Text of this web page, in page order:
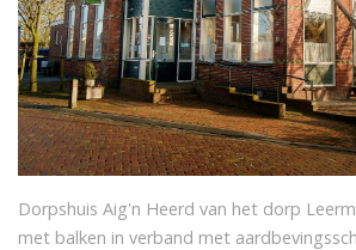
Dorpshuis Aig'n Heerd van het dorp
met balken in verband met